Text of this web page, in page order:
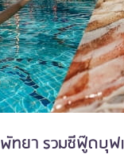
ทยา รวมซีฟู๊ดบุฟ